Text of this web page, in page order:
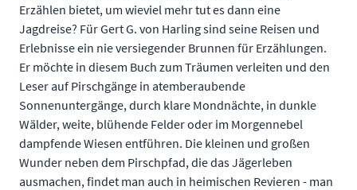
Erzählen bietet, um wieviel mehr tut es dann eine
Jagdreise? Für Gert G. von Harling sind seine Reisen und
Erlebnisse ein nie versiegender Brunnen für Erzählungen.
Er möchte in diesem Buch zum Träumen verleiten und den
Leser auf Pirschgänge in atemberaubende
Sonnenuntergänge, durch klare Mondnächte, in dunkle
Wälder, weite, blühende Felder oder im Morgennebel
dampfende Wiesen entführen. Die kleinen und großen
Wunder neben dem Pirschpfad, die das Jägerleben
ausmachen, findet man auch in heimischen Revieren - man